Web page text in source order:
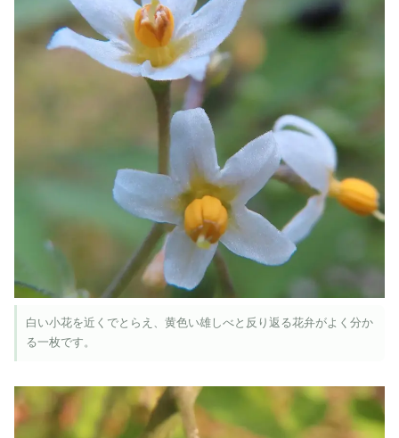
白い小花を近くでとらえ、黄色い雄しべと反り返る花弁がよく分か
る一枚です。